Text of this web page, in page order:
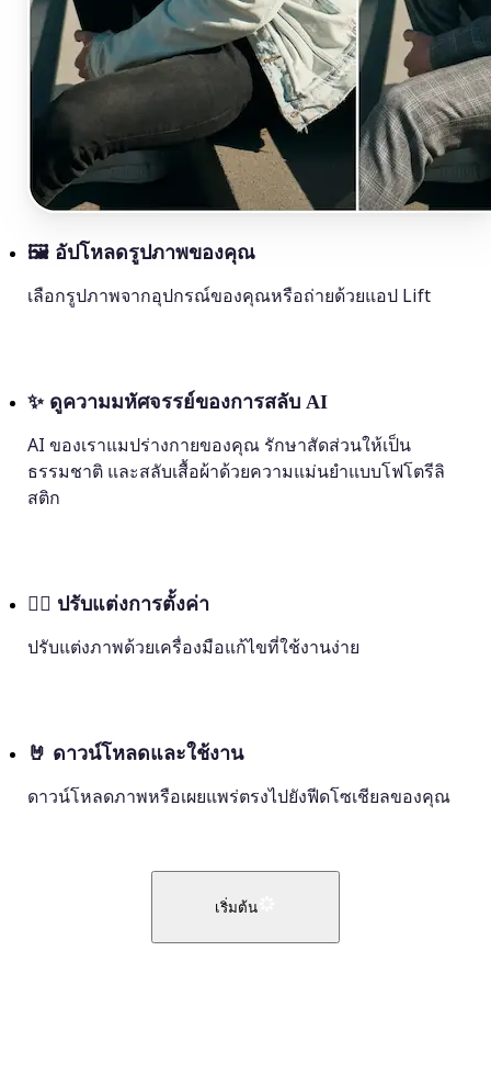
🖼 อัปโหลดรูปภาพของคุณ
เลือกรูปภาพจากอุปกรณ์ของคุณหรือถ่ายด้วยแอป Lift
✨ ดูความมหัศจรรย์ของการสลับ AI
AI ของเราแมปร่างกายของคุณ รักษาสัดส่วนให้เป็น
ธรรมชาติ และสลับเสื้อผ้าด้วยความแม่นยำแบบโฟโตรีลิ
สติก
💁‍♀️ ปรับแต่งการตั้งค่า
ปรับแต่งภาพด้วยเครื่องมือแก้ไขที่ใช้งานง่าย
🤘 ดาวน์โหลดและใช้งาน
ดาวน์โหลดภาพหรือเผยแพร่ตรงไปยังฟีดโซเชียลของคุณ
เริ่มต้น